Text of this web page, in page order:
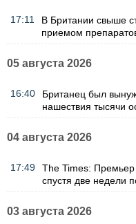
17:11
В Британии свыше
приемом
05 августа 2026
16:40
Британец был
нашествия тысячи
04 августа 2026
17:49
The Times: Премьер
спустя две недели
03 августа 2026